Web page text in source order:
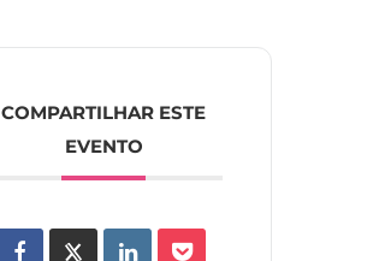
COMPARTILHAR ESTE
EVENTO